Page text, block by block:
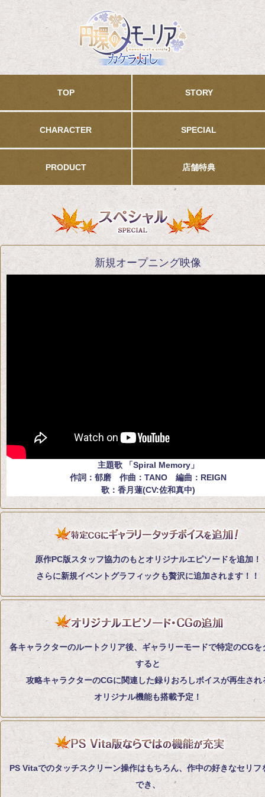
新規オープニング映像
主題歌 「Spiral Memory」
作詞：郁磨 作曲：TANO 編曲：REIGN
歌：香月蓮(CV:佐和真中)
原作PC版スタッフ協力のもとオリジナルエピソードを追加！
さらに新規イベントグラフィックも贅沢に追加されます！！
各キャラクターのルートクリア後、ギャラリーモードで特定のCGを
すると
攻略キャラクターのCGに関連した録りおろしボイスが再生され
オリジナル機能も搭載予定！
PS Vitaでのタッチスクリーン操作はもちろん、作中の好きなセリフ
でき、